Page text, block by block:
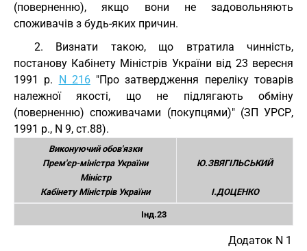
(поверненню), якщо вони не задовольняють
споживачів з будь-яких причин.
2. Визнати такою, що втратила чинність,
постанову Кабінету Міністрів України від 23 вересня
1991 р. N 216"Про затвердження переліку товарів
належної якості, що не підлягають обміну
(поверненню) споживачами (покупцями)" (ЗП УРСР,
1991 р., N 9, ст.88).
Виконуючий обов'язки
Прем'єр-міністра України
Міністр
Кабінету Міністрів України
Ю.ЗВЯГІЛЬСЬКИЙ
І.ДОЦЕНКО
Інд.23
Додаток N 1